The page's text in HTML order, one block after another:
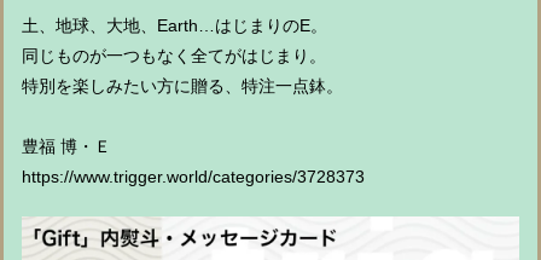
土、地球、大地、Earth…はじまりのE。
同じものが一つもなく全てがはじまり。
特別を楽しみたい方に贈る、特注一点鉢。
豊福 博・Ｅ
https://www.trigger.world/categories/3728373